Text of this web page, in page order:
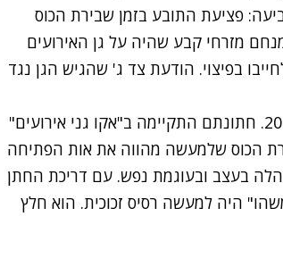
פציעת התובע בזמן שבירת הכוס
מזרחי קבע שהיה על גן האירועים
בפיצוי. הודעת צד ג' שהגיש הגן נגד
התובע (26) ואשתו נישאו זה לזו במהלך אוקטובר 2018. חתונתם התקיימה ב"אקו גני אירועים"
הכוס שלמעשה מהווה את אות הפתיחה
בעצב ובעוגמת נפש. עם דריכת החתן
היה למעשה רסיס זכוכית. הוא חלץ